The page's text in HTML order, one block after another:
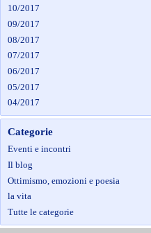
10/2017
09/2017
08/2017
07/2017
06/2017
05/2017
04/2017
Categorie
Eventi e incontri
Il blog
Ottimismo, emozioni e poesia
la vita
Tutte le categorie